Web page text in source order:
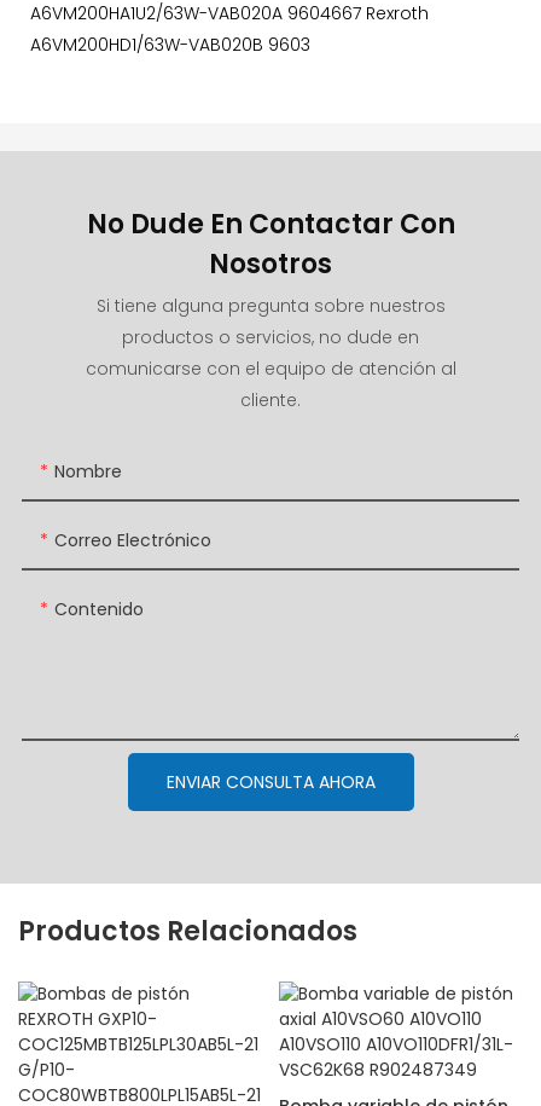
A6VM200HA1U2/63W-VAB020A 9604667 Rexroth
A6VM200HD1/63W-VAB020B 9603
No Dude En Contactar Con
Nosotros
Si tiene alguna pregunta sobre nuestros
productos o servicios, no dude en
comunicarse con el equipo de atención al
cliente.
Nombre
Correo Electrónico
Contenido
ENVIAR CONSULTA AHORA
Productos Relacionados